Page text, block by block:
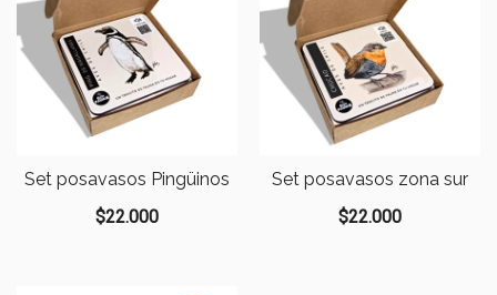
Set posavasos Pingüinos
$22.000
Set posavasos zona sur
$22.000